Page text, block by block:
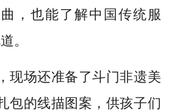
，也能了解中国传统服
。
现场还准备了斗门非遗美
包的线描图案，供孩子们